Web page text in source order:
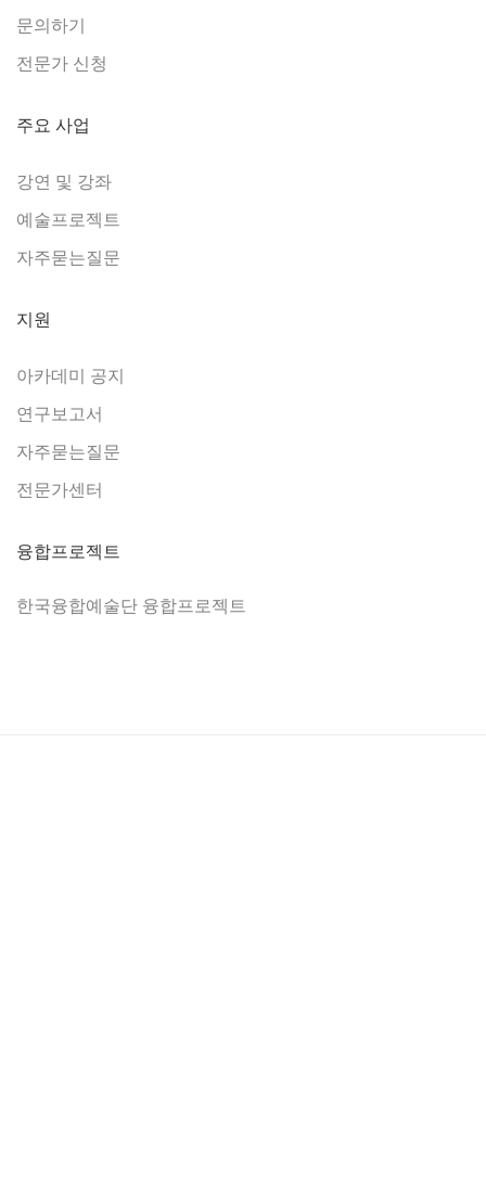
문의하기
전문가 신청
주요 사업
강연 및 강좌
예술프로젝트
자주묻는질문
지원
아카데미 공지
연구보고서
자주묻는질문
전문가센터
융합프로젝트
한국융합예술단 융합프로젝트